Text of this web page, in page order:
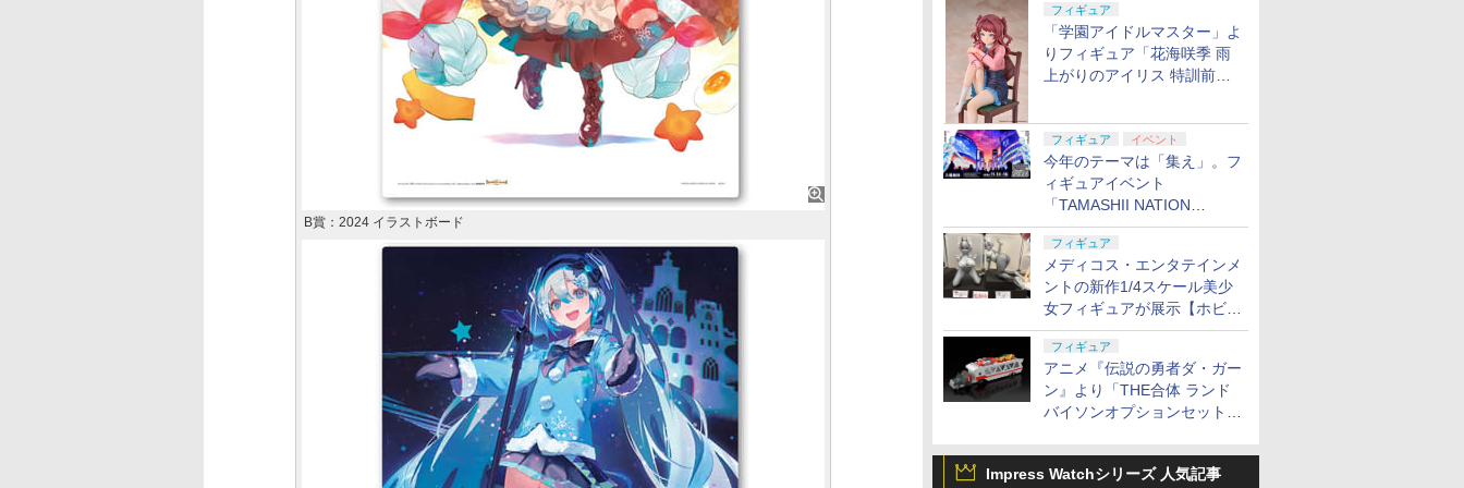
フィギュア
「学園アイドルマスター」よ
りフィギュア「花海咲季 雨
上がりのアイリス 特訓前
フィギュア イベント
今年のテーマは「集え」。フ
ィギュアイベント
「TAMASHII NATION
2026」が11月13日より開催
決定
フィギュア
メディコス・エンタテインメ
ントの新作1/4スケール美少
女フィギュアが展示【ホビー
メーカー合同展示会】
フィギュア
アニメ『伝説の勇者ダ・ガー
ン』より「THE合体 ランド
バイソンオプションセット」
Impress Watchシリーズ 人気記事
B賞：2024 イラストボード